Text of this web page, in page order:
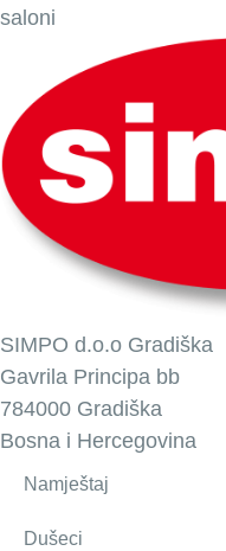
saloni
SIMPO d.o.o Gradiška
Gavrila Principa bb
784000 Gradiška
Bosna i Hercegovina
Namještaj
Dušeci